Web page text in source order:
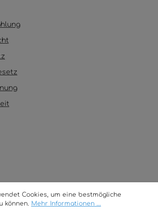
Cookies, um eine bestmögliche
können. Mehr Informationen ...